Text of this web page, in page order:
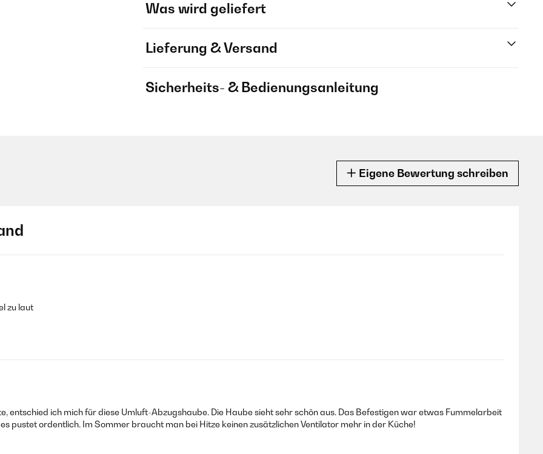
Was wird geliefert
Lieferung & Versand
Sicherheits- & Bedienungsanleitung
Eigene Bewertung schreiben
zu laut
entschied ich mich für diese Umluft-Abzugshaube. Die Haube sieht sehr schön aus. Das Befestigen war etwas Fummelarbeit
pustet ordentlich. Im Sommer braucht man bei Hitze keinen zusätzlichen Ventilator mehr in der Küche!